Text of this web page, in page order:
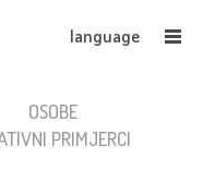
language
OSOBE
PRIMJERCI